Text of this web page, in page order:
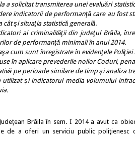
a solicitat transmiterea unei evaluări
indicatorii de performanţă care au fost
cât şi situaţia statistică generală.
ai criminalităţii din judeţul Brăila,
de performanţă minimali în anul 2014.
sunt înregistrate în evidenţele Poliţiei
în aplicare prevederile noilor Coduri,
pe perioade similare de timp şi analiza
şi indicatorul media volumului
Brăila în sem. I 2014 a avut ca
de a oferi un serviciu public poliţienesc